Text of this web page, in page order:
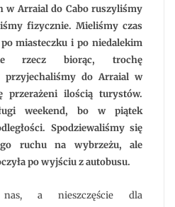
góry
przed
nami
w Arraial do Cabo ruszyliśmy
fizycznie. Mieliśmy czas
miasteczku i po niedalekim
rzecz biorąc, trochę
przyjechaliśmy do Arraial w
przerażeni ilością turystów.
weekend, bo w piątek
Spodziewaliśmy się
ruchu na wybrzeżu, ale
po wyjściu z autobusu.
a nieszczęście dla